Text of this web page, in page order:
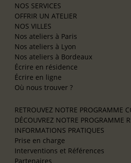
NOS SERVICES
OFFRIR UN ATELIER
NOS VILLES
Nos ateliers à Paris
Nos ateliers à Lyon
Nos ateliers à Bordeaux
Écrire en résidence
Écrire en ligne
Où nous trouver ?
RETROUVEZ NOTRE PROGRAMME
DÉCOUVREZ NOTRE PROGRAMME
INFORMATIONS PRATIQUES
Prise en charge
Interventions et Références
Partenaires